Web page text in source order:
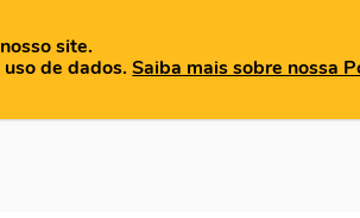
PRODUTOS BLOG MATERIAIS
site.
uso de dados.Saiba mais sobre nossa